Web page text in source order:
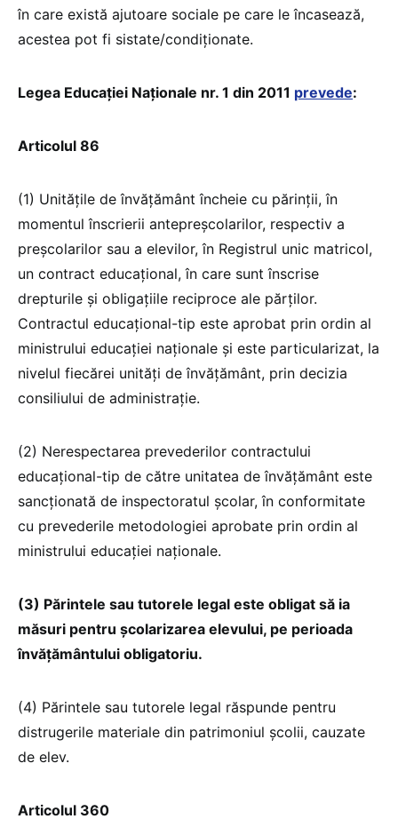
în care există ajutoare sociale pe care le încasează,
acestea pot fi sistate/condiționate.
Legea Educației Naționale nr. 1 din 2011 prevede:
Articolul 86
(1) Unitățile de învățământ încheie cu părinții, în
momentul înscrierii antepreșcolarilor, respectiv a
preșcolarilor sau a elevilor, în Registrul unic matricol,
un contract educațional, în care sunt înscrise
drepturile și obligațiile reciproce ale părților.
Contractul educațional-tip este aprobat prin ordin al
ministrului educației naționale și este particularizat, la
nivelul fiecărei unități de învățământ, prin decizia
consiliului de administrație.
(2) Nerespectarea prevederilor contractului
educațional-tip de către unitatea de învățământ este
sancționată de inspectoratul școlar, în conformitate
cu prevederile metodologiei aprobate prin ordin al
ministrului educației naționale.
(3) Părintele sau tutorele legal este obligat să ia
măsuri pentru școlarizarea elevului, pe perioada
învățământului obligatoriu.
(4) Părintele sau tutorele legal răspunde pentru
distrugerile materiale din patrimoniul școlii, cauzate
de elev.
Articolul 360